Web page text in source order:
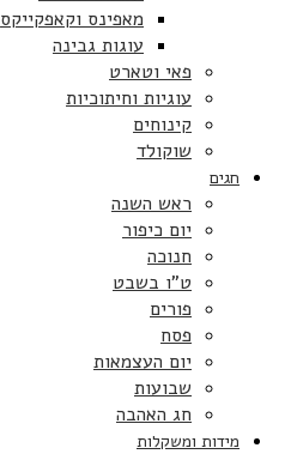
מאפינס וקאפקייקס
עוגות גבינה
פאי וטארט
עוגיות וחיתוכיות
קינוחים
שוקולד
חגים
ראש השנה
יום כיפור
חנוכה
ט”ו בשבט
פורים
פסח
יום העצמאות
שבועות
חג האהבה
מידות ומשקלות